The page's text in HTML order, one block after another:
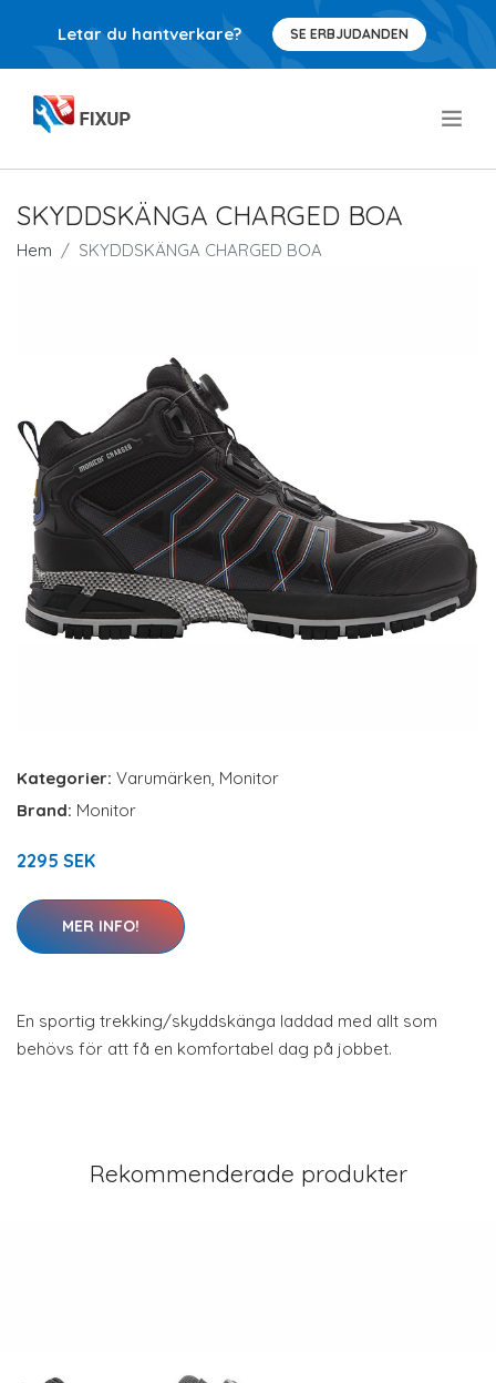
Letar du hantverkare? SE ERBJUDANDEN
SKYDDSKÄNGA CHARGED BOA
Hem SKYDDSKÄNGA CHARGED BOA
Kategorier: Varumärken, Monitor
Brand: Monitor
2295 SEK
MER INFO!
En sportig trekking/skyddskänga laddad med allt som
behövs för att få en komfortabel dag på jobbet.
Rekommenderade produkter